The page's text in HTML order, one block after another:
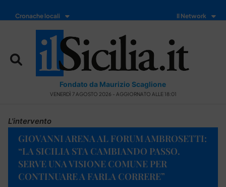
Cronache locali Il Network
Fondato da Maurizio Scaglione
VENERDÌ 7 AGOSTO 2026 - AGGIORNATO ALLE 18:01
L'intervento
GIOVANNI ARENA AL FORUM AMBROSETTI:
“LA SICILIA STA CAMBIANDO PASSO.
SERVE UNA VISIONE COMUNE PER
CONTINUARE A FARLA CORRERE”